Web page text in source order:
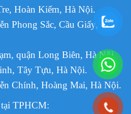
Hoàn Kiếm, Hà Nội.
Phong Sắc, Cầu Giấy, Hà
quận Long Biên, Hà Nội.
Tây Tựu, Hà Nội.
Chính, Hoàng Mai, Hà Nội.
TPHCM: